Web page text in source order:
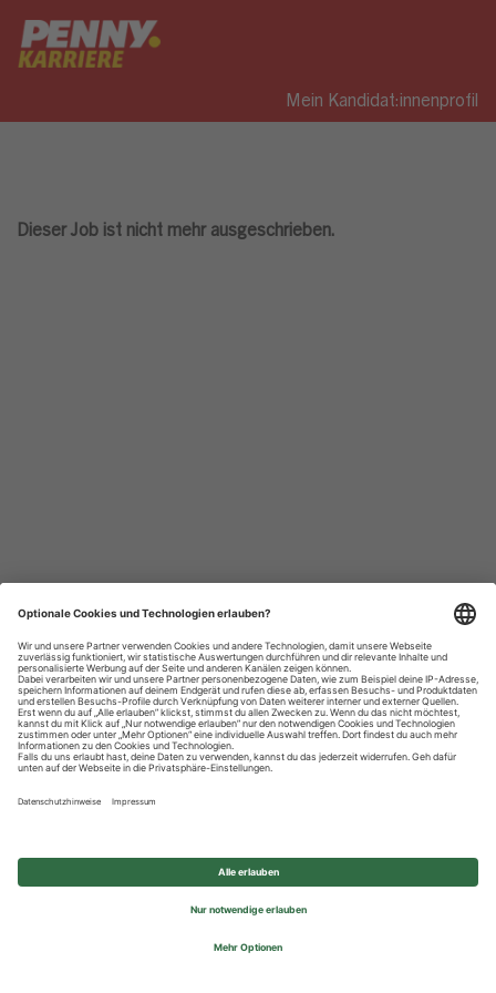
Mein Kandidat:innenprofil
Dieser Job ist nicht mehr ausgeschrieben.
Datenschutzhinweise
Impressum
Privatsphäre-Einstellungen
© 2026 REWE Group - All rights reserved